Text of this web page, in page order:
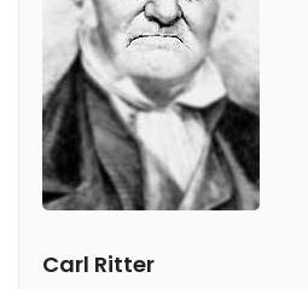
Carl Ritter